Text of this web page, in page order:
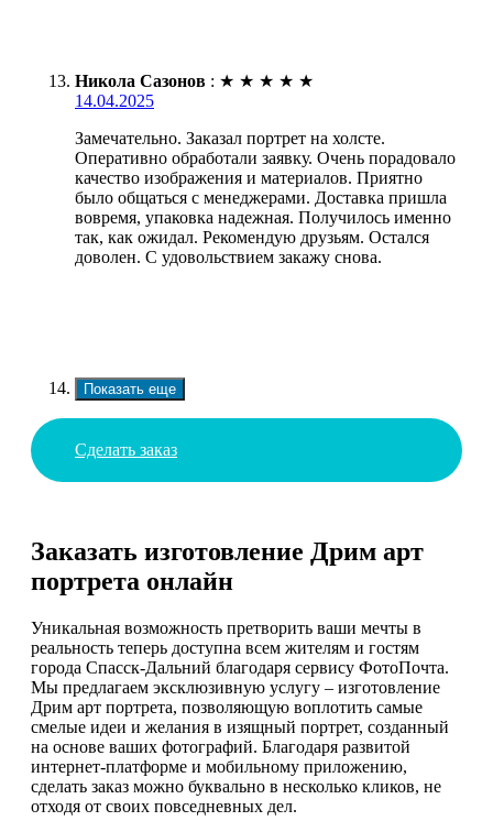
Никола Сазонов : ★ ★ ★ ★ ★
14.04.2025
Замечательно. Заказал портрет на холсте.
Оперативно обработали заявку. Очень порадовало
качество изображения и материалов. Приятно
было общаться с менеджерами. Доставка пришла
вовремя, упаковка надежная. Получилось именно
так, как ожидал. Рекомендую друзьям. Остался
доволен. С удовольствием закажу снова.
Показать еще
Сделать заказ
Заказать изготовление Дрим арт
портрета онлайн
Уникальная возможность претворить ваши мечты в
реальность теперь доступна всем жителям и гостям
города Спасск-Дальний благодаря сервису ФотоПочта.
Мы предлагаем эксклюзивную услугу – изготовление
Дрим арт портрета, позволяющую воплотить самые
смелые идеи и желания в изящный портрет, созданный
на основе ваших фотографий. Благодаря развитой
интернет-платформе и мобильному приложению,
сделать заказ можно буквально в несколько кликов, не
отходя от своих повседневных дел.